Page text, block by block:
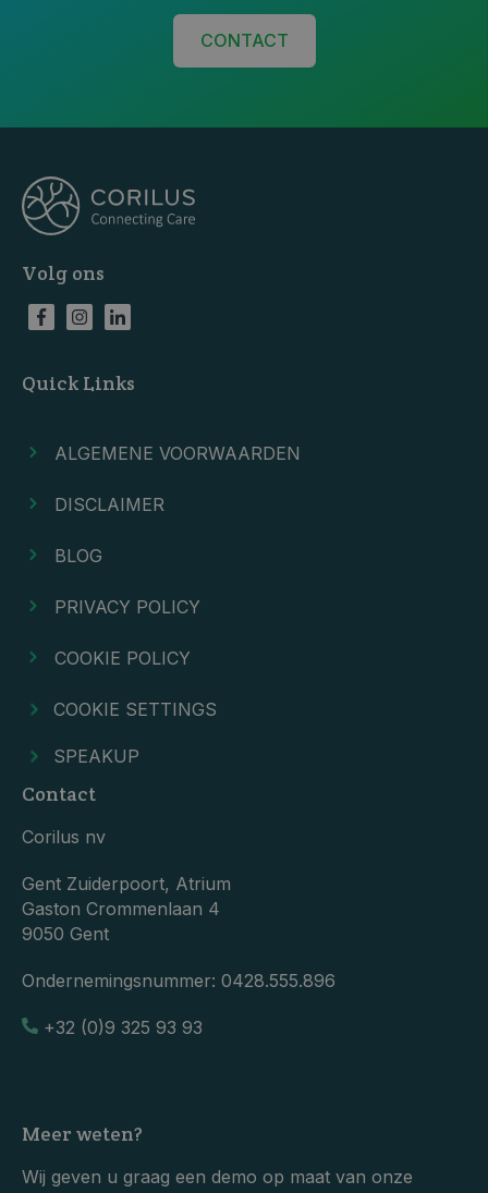
CONTACT
Volg ons
Quick Links
ALGEMENE VOORWAARDEN
DISCLAIMER
BLOG
PRIVACY POLICY
COOKIE POLICY
COOKIE SETTINGS
SPEAKUP
Contact
Corilus nv
Gent Zuiderpoort, Atrium
Gaston Crommenlaan 4
9050 Gent
Ondernemingsnummer: 0428.555.896
+32 (0)9 325 93 93
Meer weten?
Wij geven u graag een demo op maat van onze